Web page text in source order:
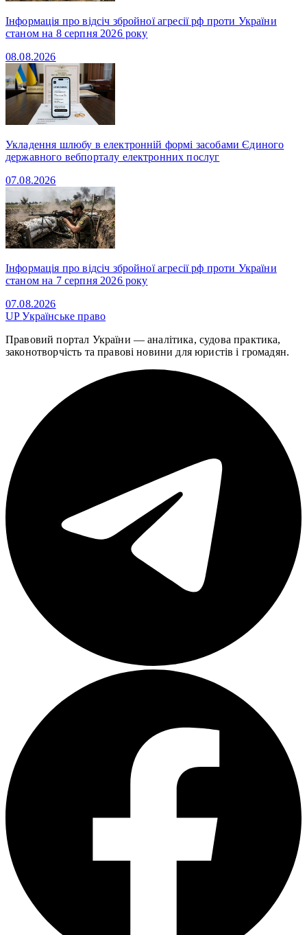
Інформація про відсіч збройної агресії рф проти України
станом на 8 серпня 2026 року
08.08.2026
Укладення шлюбу в електронній формі засобами Єдиного
державного вебпорталу електронних послуг
07.08.2026
Інформація про відсіч збройної агресії рф проти України
станом на 7 серпня 2026 року
07.08.2026
UPУкраїнське право
Правовий портал України — аналітика, судова практика,
законотворчість та правові новини для юристів і громадян.